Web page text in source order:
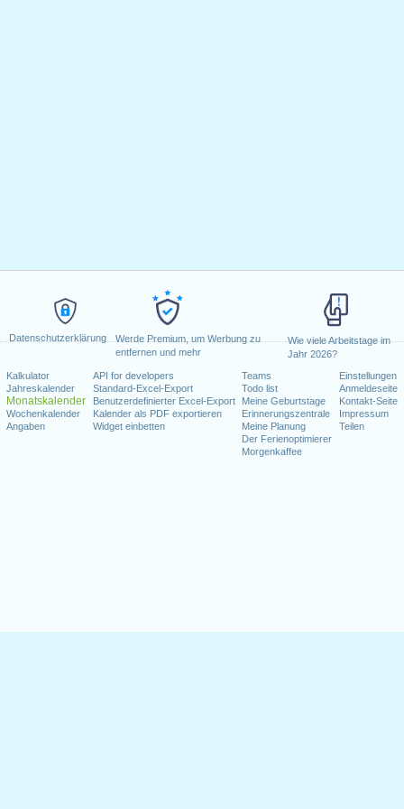
Datenschutzerklärung
Werde Premium, um Werbung zu
entfernen und mehr
Wie viele Arbeitstage im
Jahr 2026?
Kalkulator
Jahreskalender
Monatskalender
Wochenkalender
Angaben
API for developers
Standard-Excel-Export
Benutzerdefinierter Excel-Export
Kalender als PDF exportieren
Widget einbetten
Teams
Todo list
Meine Geburtstage
Erinnerungszentrale
Meine Planung
Der Ferienoptimierer
Morgenkaffee
Einstellungen
Anmeldeseite
Kontakt-Seite
Impressum
Teilen